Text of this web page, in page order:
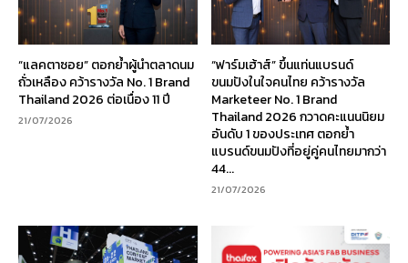
“แลคตาซอย” ตอกย้ำผู้นำตลาดนม
ถั่วเหลือง คว้ารางวัล No. 1 Brand
Thailand 2026 ต่อเนื่อง 11 ปี
21/07/2026
“ฟาร์มเฮ้าส์” ขึ้นแท่นแบรนด์
ขนมปังในใจคนไทย คว้ารางวัล
Marketeer No. 1 Brand
Thailand 2026 กวาดคะแนนนิยม
อันดับ 1 ของประเทศ ตอกย้ำ
แบรนด์ขนมปังที่อยู่คู่คนไทยมากว่า
44...
21/07/2026